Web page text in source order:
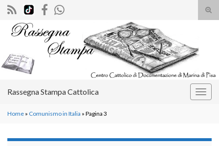
il
Search for:
Rassegna Stampa Cattolica
Home » Comunismo in Italia » Pagina 3